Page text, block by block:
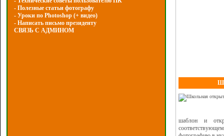
- Полезные статьи фотографу
- Уроки по Photoshop (+ видео)
- Написать письмо президенту
СВЯЗЬ С АДМИНОМ
шаблон и